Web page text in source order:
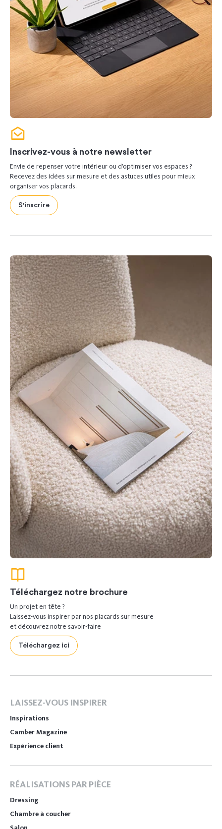
Inscrivez-vous à notre newsletter
Envie de repenser votre intérieur ou d’optimiser vos espaces ?
Recevez des idées sur mesure et des astuces utiles pour mieux
organiser vos placards.
S'inscrire
Téléchargez notre brochure
Un projet en tête ?
Laissez-vous inspirer par nos placards sur mesure
et découvrez notre savoir-faire
Téléchargez ici
LAISSEZ-VOUS INSPIRER
Inspirations
Camber Magazine
Expérience client
RÉALISATIONS PAR PIÈCE
Dressing
Chambre à coucher